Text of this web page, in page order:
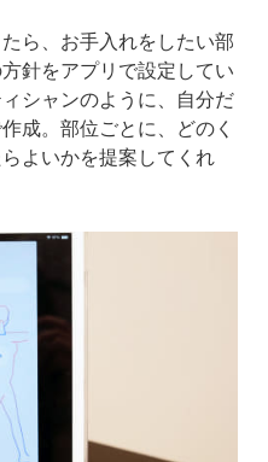
ら、お手入れをしたい部
針をアプリで設定してい
シャンのように、自分だ
成。部位ごとに、どのく
よいかを提案してくれ